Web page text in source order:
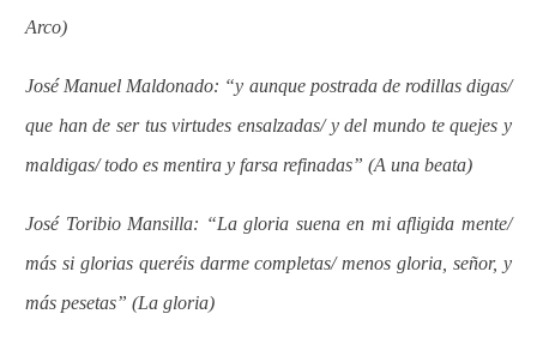
Arco)
José Manuel Maldonado: “y aunque postrada de rodillas digas/
que han de ser tus virtudes ensalzadas/ y del mundo te quejes y
maldigas/ todo es mentira y farsa refinadas” (A una beata)
José Toribio Mansilla: “La gloria suena en mi afligida mente/
más si glorias queréis darme completas/ menos gloria, señor, y
más pesetas” (La gloria)